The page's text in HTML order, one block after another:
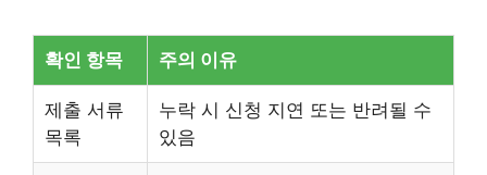
확인 항목 주의 이유
제출 서류
목록
누락 시 신청 지연 또는 반려될 수
있음